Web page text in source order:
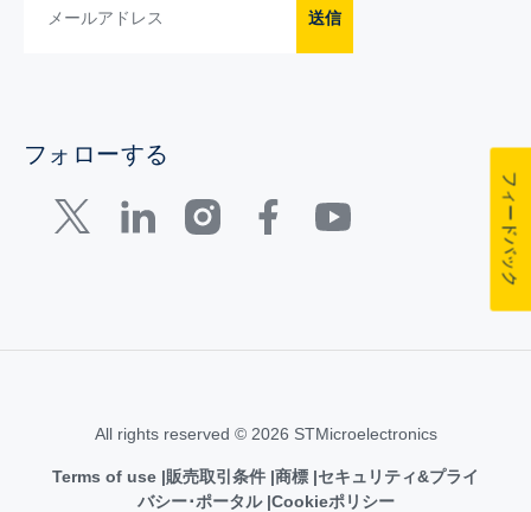
送信
フォローする
All rights reserved © 2026 STMicroelectronics
Terms of use 販売取引条件 商標 セキュリティ&プライ
バシー･ポータル Cookieポリシー
フィードバック